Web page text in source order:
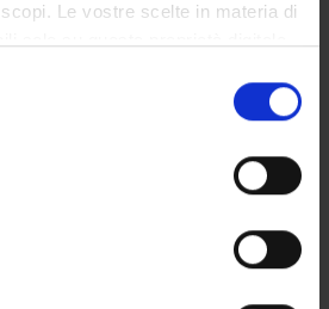
Le vostre scelte in materia di
proprio consenso in qualsiasi
sui cookie o facendo clic
sulla tua posizione
di qualche